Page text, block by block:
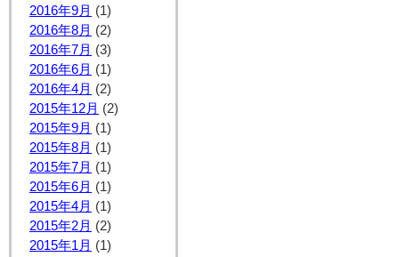
2016年9月 (1)
2016年8月 (2)
2016年7月 (3)
2016年6月 (1)
2016年4月 (2)
2015年12月 (2)
2015年9月 (1)
2015年8月 (1)
2015年7月 (1)
2015年6月 (1)
2015年4月 (1)
2015年2月 (2)
2015年1月 (1)